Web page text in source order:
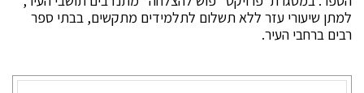
למתן שיעורי עזר ללא תשלום לתלמידים מתקשים, בבתי ספר
רבים ברחבי העיר.